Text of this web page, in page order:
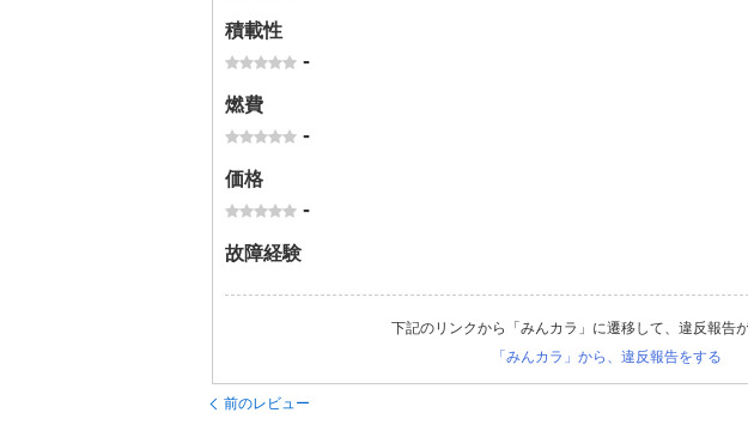
積載性
-
燃費
-
価格
-
故障経験
下記のリンクから「みんカラ」に遷移して、違反報告が
「みんカラ」から、違反報告をする
前のレビュー